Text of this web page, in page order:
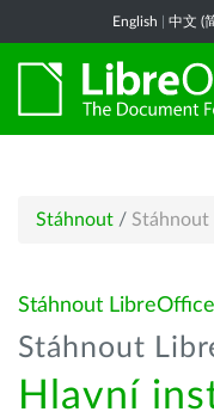
English 中文 (
Stáhnout / Stáhnout
Stáhnout LibreOffice
Stáhnout
Hlavní